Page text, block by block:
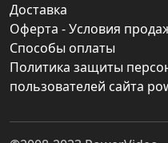
Доставка
Оферта - Условия
Способы оплаты
Политика защиты
пользователей сайта